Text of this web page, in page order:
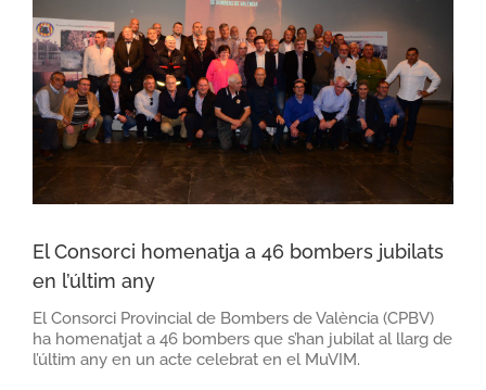
El Consorci homenatja a 46 bombers jubilats
en l’últim any
El Consorci Provincial de Bombers de València (CPBV)
ha homenatjat a 46 bombers que s’han jubilat al llarg de
l’últim any en un acte celebrat en el MuVIM.